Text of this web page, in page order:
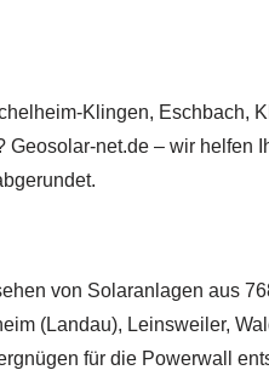
Klingen, Eschbach,
net.de – wir helfen
von Solaranlagen aus
(Landau), Leinsweiler,
für die Powerwall